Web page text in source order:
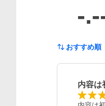
-
おすすめ順
内容は